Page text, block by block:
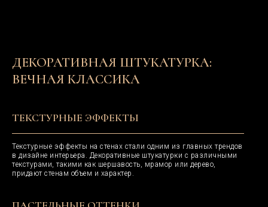
ДЕКОРАТИВНАЯ ШТУКАТУРКА:
ВЕЧНАЯ КЛАССИКА
ТЕКСТУРНЫЕ ЭФФЕКТЫ
Текстурные эффекты на стенах стали одним из главных трендов
в дизайне интерьера. Декоративные штукатурки с различными
текстурами, такими как шершавость, мрамор или дерево,
придают стенам объем и характер.